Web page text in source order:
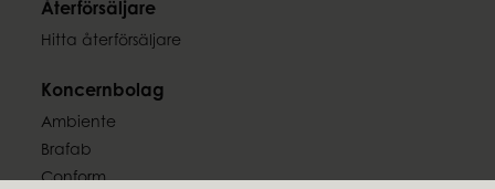
Återförsäljare
Hitta återförsäljare
Koncernbolag
Ambiente
Brafab
Conform